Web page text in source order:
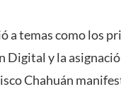
a temas como los
Digital y la
Chahuán